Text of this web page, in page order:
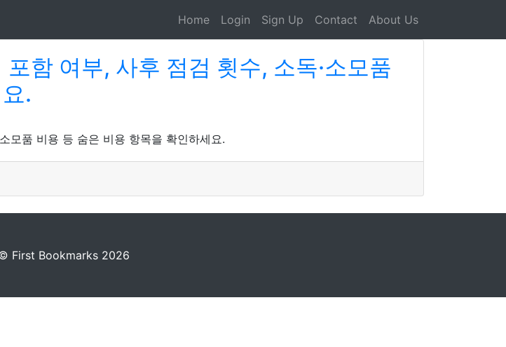
Home Login Sign Up Contact About Us
함 여부, 사후 점검 횟수, 소독·소모품
.
모품 비용 등 숨은 비용 항목을 확인하세요.
First Bookmarks 2026